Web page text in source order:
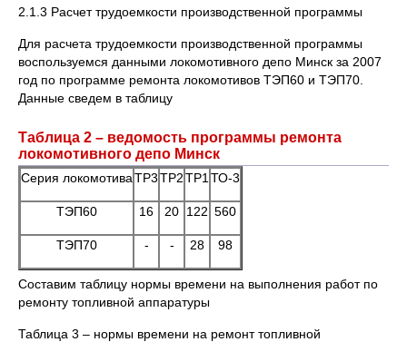
2.1.3 Расчет трудоемкости производственной программы
Для расчета трудоемкости производственной программы
воспользуемся данными локомотивного депо Минск за 2007
год по программе ремонта локомотивов ТЭП60 и ТЭП70.
Данные сведем в таблицу
Таблица 2 – ведомость программы ремонта
локомотивного депо Минск
Серия локомотиваТР3ТР2ТР1 ТО-3
ТЭП60 16 20 122 560
ТЭП70 - - 28 98
Составим таблицу нормы времени на выполнения работ по
ремонту топливной аппаратуры
Таблица 3 – нормы времени на ремонт топливной